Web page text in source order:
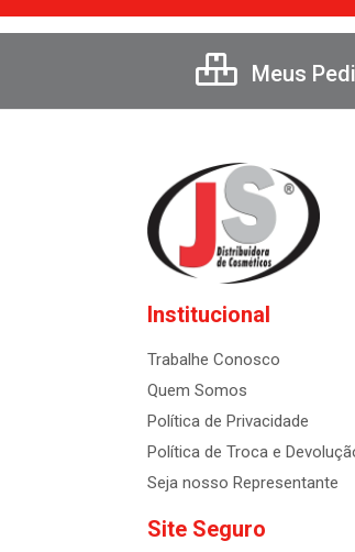
Meus
Institucional
Trabalhe Conosco
Quem Somos
Política de Privacidade
Política de Troca e
Seja nosso Representante
Site Seguro